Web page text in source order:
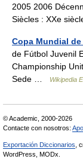
2005 2006
Siècles : XXe
Copa Mundial
de Fútbol Juvenil
Championship
Sede …
Wikipedia
© Academic, 2000-2026
Contacte con nosotros:
Exportación Diccionarios,
WordPress, MODx.